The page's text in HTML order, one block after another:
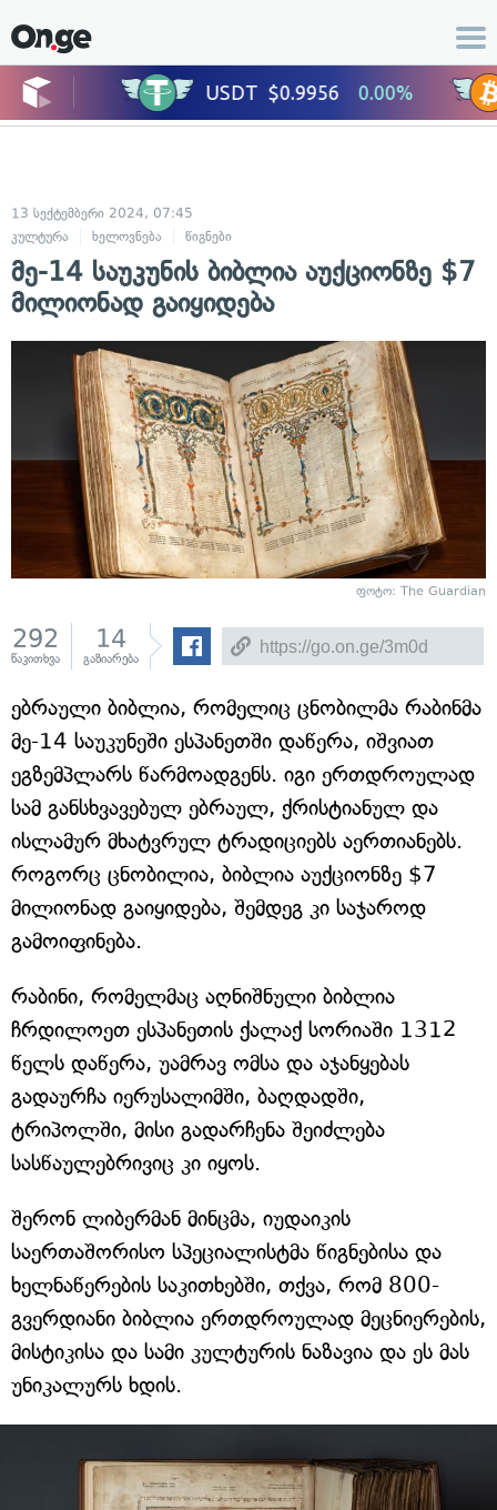
13 სექტემბერი 2024, 07:45
კულტურა
ხელოვნება წიგნები
მე-14 საუკუნის ბიბლია აუქციონზე $7
მილიონად გაიყიდება
ფოტო: The Guardian
292
წაკითხვა
14
გაზიარება
ებრაული ბიბლია, რომელიც ცნობილმა რაბინმა
მე-14 საუკუნეში ესპანეთში დაწერა, იშვიათ
ეგზემპლარს წარმოადგენს. იგი ერთდროულად
სამ განსხვავებულ ებრაულ, ქრისტიანულ და
ისლამურ მხატვრულ ტრადიციებს აერთიანებს.
როგორც ცნობილია, ბიბლია აუქციონზე $7
მილიონად გაიყიდება, შემდეგ კი საჯაროდ
გამოიფინება.
რაბინი, რომელმაც აღნიშნული ბიბლია
ჩრდილოეთ ესპანეთის ქალაქ სორიაში 1312
წელს დაწერა, უამრავ ომსა და აჯანყებას
გადაურჩა იერუსალიმში, ბაღდადში,
ტრიპოლში, მისი გადარჩენა შეიძლება
სასწაულებრივიც კი იყოს.
შერონ ლიბერმან მინცმა, იუდაიკის
საერთაშორისო სპეციალისტმა წიგნებისა და
ხელნაწერების საკითხებში, თქვა, რომ 800-
გვერდიანი ბიბლია ერთდროულად მეცნიერების,
მისტიკისა და სამი კულტურის ნაზავია და ეს მას
უნიკალურს ხდის.